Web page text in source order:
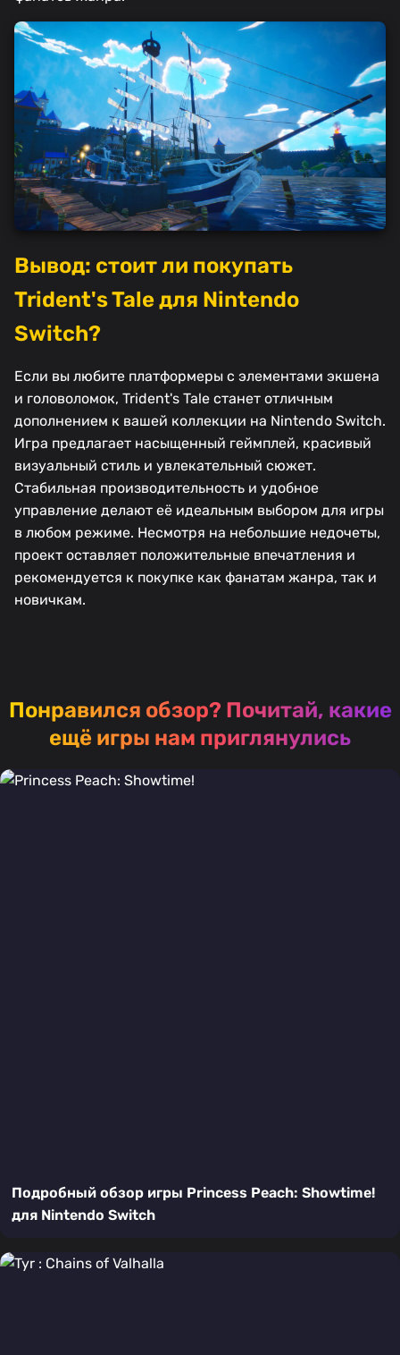
Вывод: стоит ли покупать
Trident's Tale для Nintendo
Switch?
Если вы любите платформеры с элементами экшена
и головоломок, Trident's Tale станет отличным
дополнением к вашей коллекции на Nintendo Switch.
Игра предлагает насыщенный геймплей, красивый
визуальный стиль и увлекательный сюжет.
Стабильная производительность и удобное
управление делают её идеальным выбором для игры
в любом режиме. Несмотря на небольшие недочеты,
проект оставляет положительные впечатления и
рекомендуется к покупке как фанатам жанра, так и
новичкам.
Понравился обзор? Почитай, какие
ещё игры нам приглянулись
Подробный обзор игры Princess Peach: Showtime!
для Nintendo Switch